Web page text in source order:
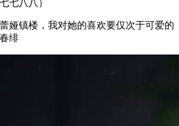
七八八）
娅镇楼，我对她的喜欢要仅次于可爱的
绯